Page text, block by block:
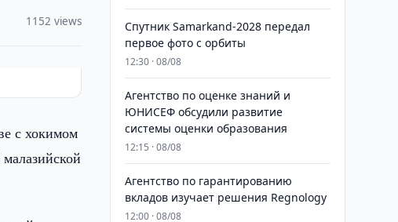
1152 views
с хокимом
Спутник Samarkand-2028 передал
первое фото с орбиты
12:30 · 08/08
Агентство по оценке знаний и
ЮНИСЕФ обсудили развитие
системы оценки образования
12:15 · 08/08
Агентство по гарантированию
вкладов изучает решения Regnology
12:00 · 08/08